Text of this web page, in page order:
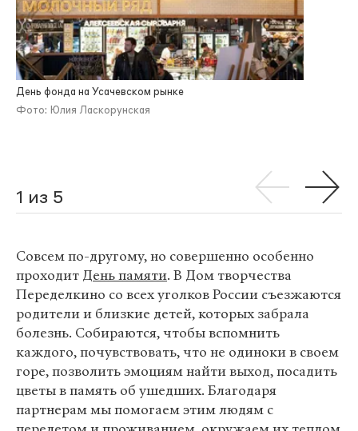
День фонда на Усачевском рынке
Фото: Юлия Ласкорунская
1 из 5
Совсем по-другому, но совершенно особенно
проходит День памяти. В Дом творчества
Переделкино со всех уголков России съезжаются
родители и близкие детей, которых забрала
болезнь. Собираются, чтобы вспомнить
каждого, почувствовать, что не одиноки в своем
горе, позволить эмоциям найти выход, посадить
цветы в память об ушедших. Благодаря
партнерам мы помогаем этим людям с